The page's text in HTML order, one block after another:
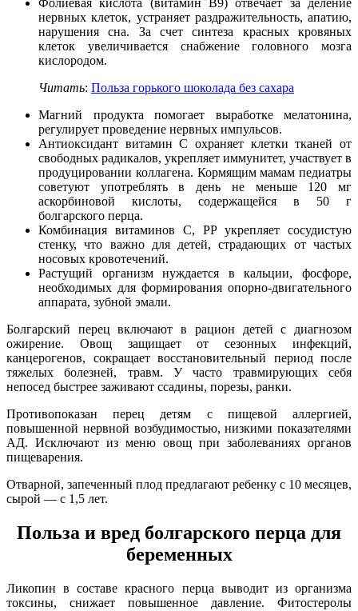
Фолиевая кислота (витамин B9) отвечает за деление
нервных клеток, устраняет раздражительность, апатию,
нарушения сна. За счет синтеза красных кровяных
клеток увеличивается снабжение головного мозга
кислородом.
Читать: Польза горького шоколада без сахара
Магний продукта помогает выработке мелатонина,
регулирует проведение нервных импульсов.
Антиоксидант витамин C охраняет клетки тканей от
свободных радикалов, укрепляет иммунитет, участвует в
продуцировании коллагена. Кормящим мамам педиатры
советуют употреблять в день не меньше 120 мг
аскорбиновой кислоты, содержащейся в 50 г
болгарского перца.
Комбинация витаминов C, PP укрепляет сосудистую
стенку, что важно для детей, страдающих от частых
носовых кровотечений.
Растущий организм нуждается в кальции, фосфоре,
необходимых для формирования опорно-двигательного
аппарата, зубной эмали.
Болгарский перец включают в рацион детей с диагнозом
ожирение. Овощ защищает от сезонных инфекций,
канцерогенов, сокращает восстановительный период после
тяжелых болезней, травм. У часто травмирующих себя
непосед быстрее заживают ссадины, порезы, ранки.
Противопоказан перец детям с пищевой аллергией,
повышенной нервной возбудимостью, низкими показателями
АД. Исключают из меню овощ при заболеваниях органов
пищеварения.
Отварной, запеченный плод предлагают ребенку с 10 месяцев,
сырой — с 1,5 лет.
Польза и вред болгарского перца для
беременных
Ликопин в составе красного перца выводит из организма
токсины, снижает повышенное давление. Фитостеролы